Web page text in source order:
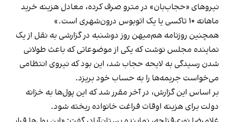
نیروهای «حجاب‌بان» در مترو صرف کرده، معادل هزینه خرید
ماهانه ۱۰ تاکسی یا یک اتوبوس درون‌شهری است.»
همچنین روزنامه هم‌میهن روز دوشنبه در گزارشی به نقل از یک
نماینده مجلس نوشت که یکی از موضوعاتی که باعث طولانی
شدن رسیدگی به لایحه حجاب شد، این بود که نیروی انتظامی
می‌خواست جریمه‌ها را به حساب خود بریزد.
بر اساس این گزارش، در آخر مقرر شد که این پول‌ها به خزانه
دولت برای هزینه اوقات فراغت خانواده ریخته شود.